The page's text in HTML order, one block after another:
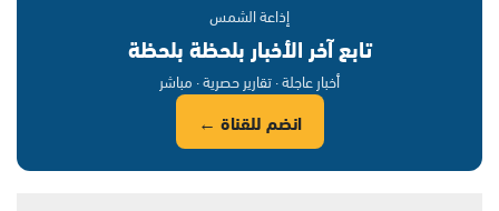
إذاعة الشمس
تابع آخر الأخبار بلحظة بلحظة
أخبار عاجلة · تقارير حصرية · مباشر
انضم للقناة ←